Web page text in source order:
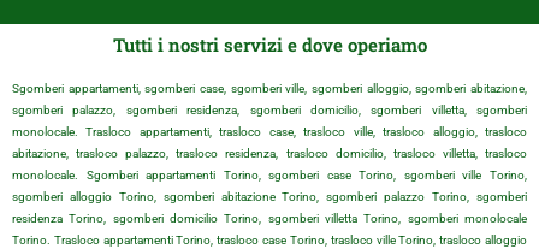
Tutti i nostri servizi e dove operiamo
Sgomberi appartamenti, sgomberi case, sgomberi ville, sgomberi alloggio, sgomberi abitazione,
sgomberi palazzo, sgomberi residenza, sgomberi domicilio, sgomberi villetta, sgomberi
monolocale. Trasloco appartamenti, trasloco case, trasloco ville, trasloco alloggio, trasloco
abitazione, trasloco palazzo, trasloco residenza, trasloco domicilio, trasloco villetta, trasloco
monolocale. Sgomberi appartamenti Torino, sgomberi case Torino, sgomberi ville Torino,
sgomberi alloggio Torino, sgomberi abitazione Torino, sgomberi palazzo Torino, sgomberi
residenza Torino, sgomberi domicilio Torino, sgomberi villetta Torino, sgomberi monolocale
Torino. Trasloco appartamenti Torino, trasloco case Torino, trasloco ville Torino, trasloco alloggio